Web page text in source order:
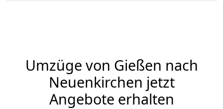
Umzüge von Gießen nach
Neuenkirchen jetzt
Angebote erhalten